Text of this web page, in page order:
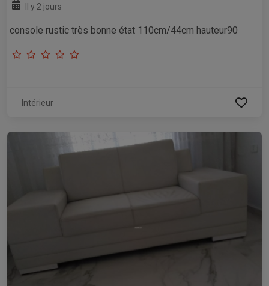
Il y 2 jours
console rustic très bonne état 110cm/44cm hauteur90
Intérieur